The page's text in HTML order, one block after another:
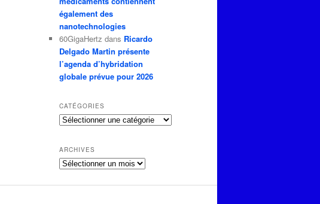
également des
nanotechnologies
60GigaHertz dans Ricardo
Delgado Martin présente
l’agenda d’hybridation
globale prévue pour 2026
CATÉGORIES
Catégories
ARCHIVES
Archives